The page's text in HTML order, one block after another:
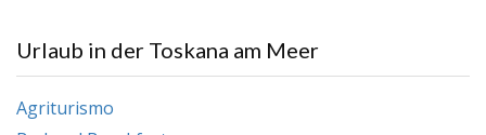
Urlaub in der Toskana am Meer
Agriturismo